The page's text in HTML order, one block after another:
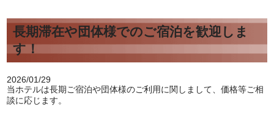
長期滞在や団体様でのご宿泊を歓迎しま
す！
2026/01/29
当ホテルは長期ご宿泊や団体様のご利用に関しまして、価格等ご相
談に応じます。